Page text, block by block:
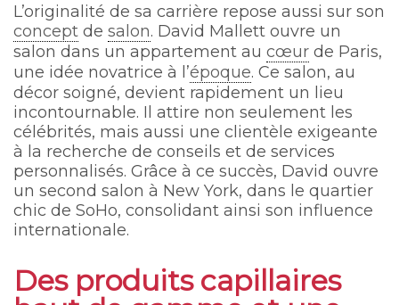
L’originalité de sa carrière repose aussi sur son
concept de salon. David Mallett ouvre un
salon dans un appartement au cœur de Paris,
une idée novatrice à l’époque. Ce salon, au
décor soigné, devient rapidement un lieu
incontournable. Il attire non seulement les
célébrités, mais aussi une clientèle exigeante
à la recherche de conseils et de services
personnalisés. Grâce à ce succès, David ouvre
un second salon à New York, dans le quartier
chic de SoHo, consolidant ainsi son influence
internationale.
Des produits capillaires